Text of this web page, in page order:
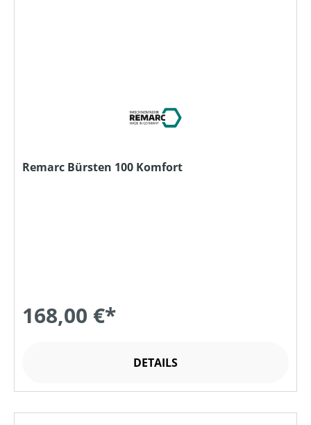
Remarc Bürsten 100 Komfort
168,00 €*
DETAILS